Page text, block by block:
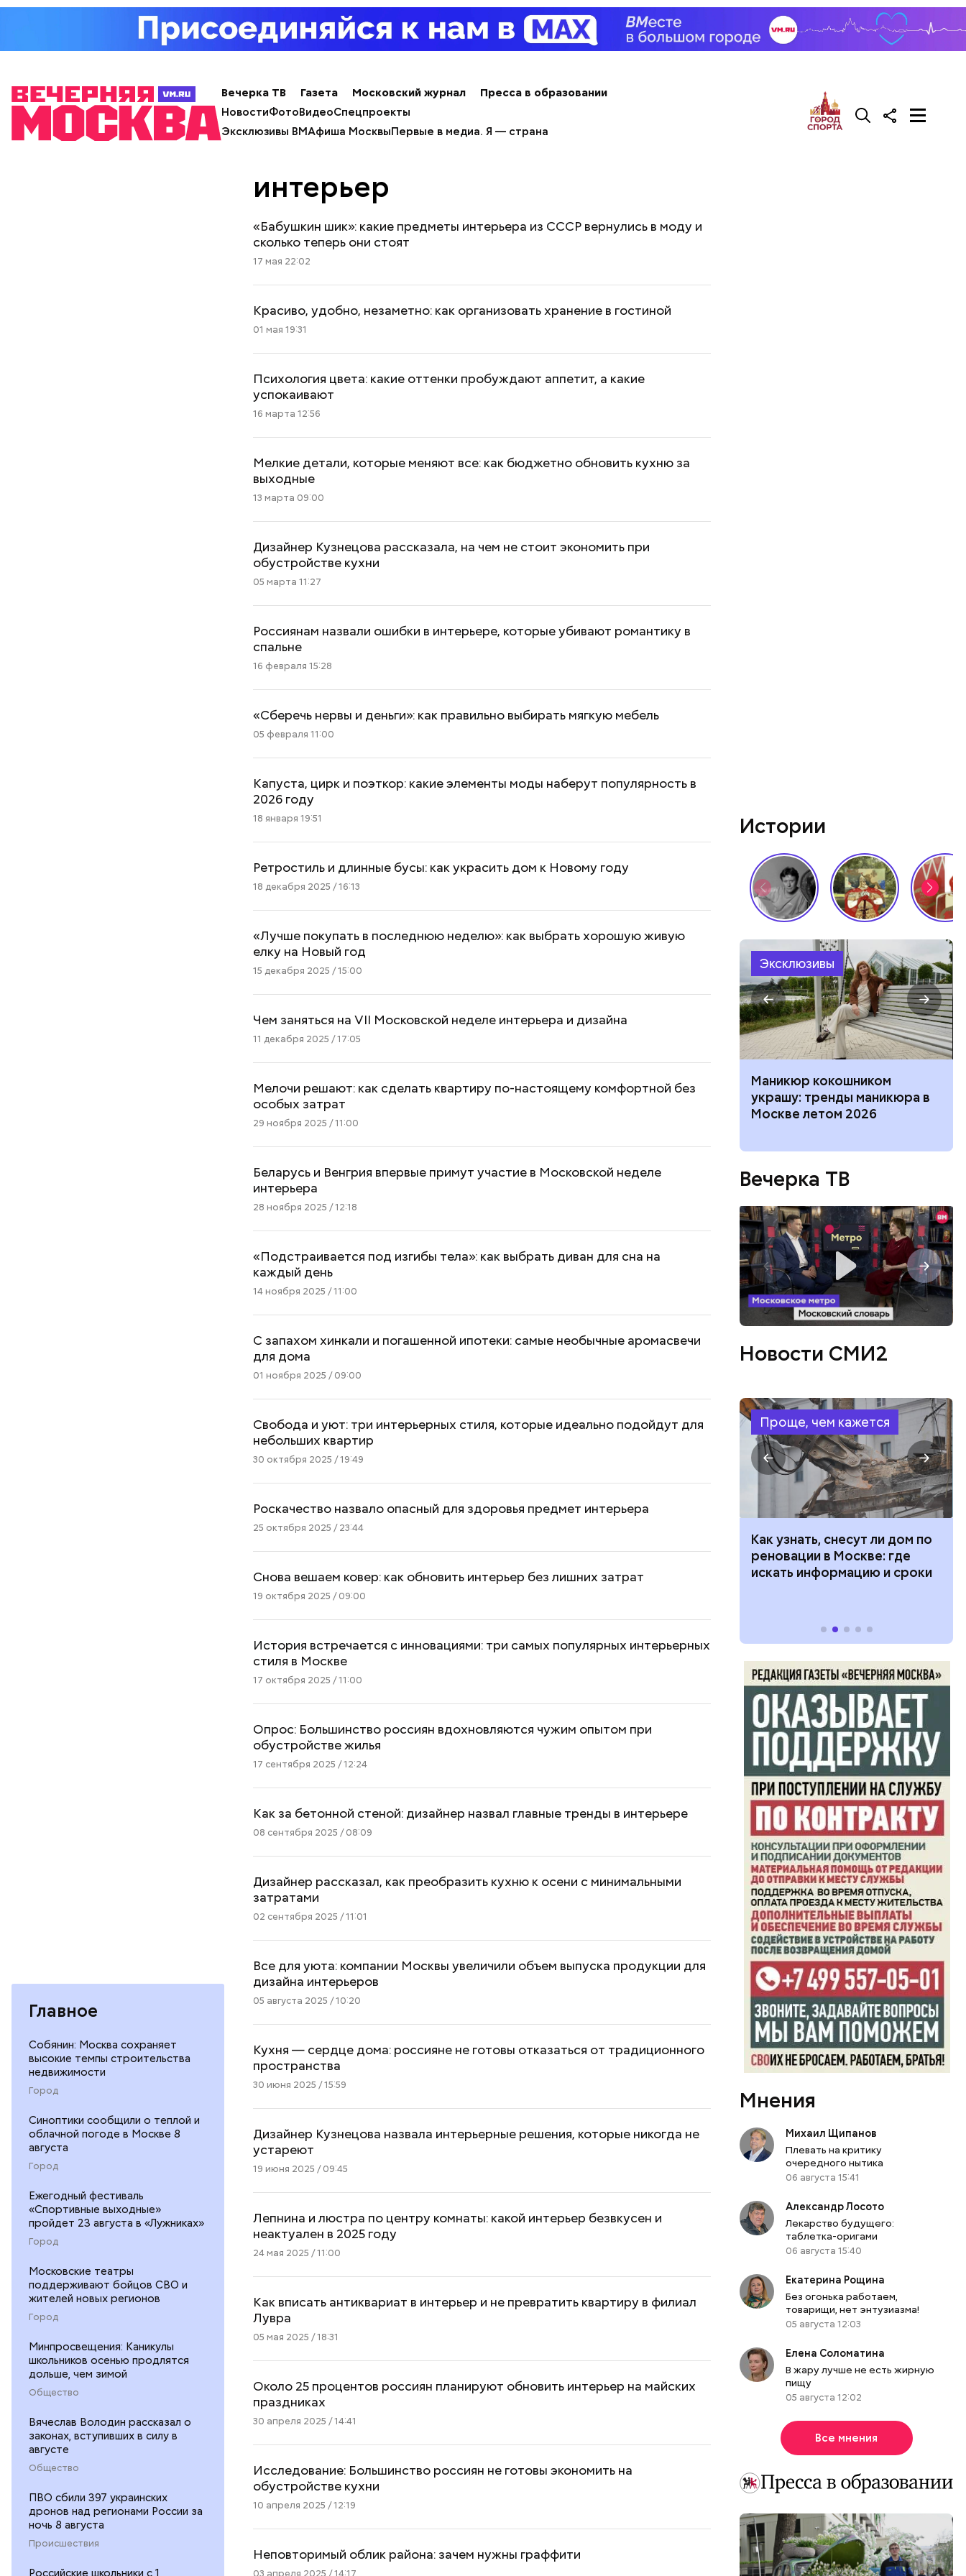
Вечерка ТВ Газета Московский журнал
Пресса в образовании
НовостиФотоВидеоСпецпроекты
Эксклюзивы ВМАфиша МосквыПервые в медиа. Я — страна
Главное
Собянин: Москва сохраняет
высокие темпы строительства
недвижимости
Город
Синоптики сообщили о теплой и
облачной погоде в Москве 8
августа
Город
Ежегодный фестиваль
«Спортивные выходные»
пройдет 23 августа в «Лужниках»
Город
Московские театры
поддерживают бойцов СВО и
жителей новых регионов
Город
Минпросвещения: Каникулы
школьников осенью продлятся
дольше, чем зимой
Общество
Вячеслав Володин рассказал о
законах, вступивших в силу в
августе
Общество
ПВО сбили 397 украинских
дронов над регионами России за
ночь 8 августа
Происшествия
интерьер
«Бабушкин шик»: какие предметы интерьера из СССР вернулись в моду и
сколько теперь они стоят
17 мая 22:02
Красиво, удобно, незаметно: как организовать хранение в гостиной
01 мая 19:31
Психология цвета: какие оттенки пробуждают аппетит, а какие
успокаивают
16 марта 12:56
Мелкие детали, которые меняют все: как бюджетно обновить кухню за
выходные
13 марта 09:00
Дизайнер Кузнецова рассказала, на чем не стоит экономить при
обустройстве кухни
05 марта 11:27
Россиянам назвали ошибки в интерьере, которые убивают романтику в
спальне
16 февраля 15:28
«Сберечь нервы и деньги»: как правильно выбирать мягкую мебель
05 февраля 11:00
Капуста, цирк и поэткор: какие элементы моды наберут популярность в
2026 году
18 января 19:51
Ретростиль и длинные бусы: как украсить дом к Новому году
18 декабря 2025 / 16:13
«Лучше покупать в последнюю неделю»: как выбрать хорошую живую
елку на Новый год
15 декабря 2025 / 15:00
Чем заняться на VII Московской неделе интерьера и дизайна
11 декабря 2025 / 17:05
Мелочи решают: как сделать квартиру по-настоящему комфортной без
особых затрат
29 ноября 2025 / 11:00
Беларусь и Венгрия впервые примут участие в Московской неделе
интерьера
28 ноября 2025 / 12:18
«Подстраивается под изгибы тела»: как выбрать диван для сна на
каждый день
14 ноября 2025 / 11:00
С запахом хинкали и погашенной ипотеки: самые необычные аромасвечи
для дома
01 ноября 2025 / 09:00
Свобода и уют: три интерьерных стиля, которые идеально подойдут для
небольших квартир
30 октября 2025 / 19:49
Роскачество назвало опасный для здоровья предмет интерьера
25 октября 2025 / 23:44
Снова вешаем ковер: как обновить интерьер без лишних затрат
19 октября 2025 / 09:00
История встречается с инновациями: три самых популярных интерьерных
стиля в Москве
17 октября 2025 / 11:00
Опрос: Большинство россиян вдохновляются чужим опытом при
обустройстве жилья
17 сентября 2025 / 12:24
Как за бетонной стеной: дизайнер назвал главные тренды в интерьере
08 сентября 2025 / 08:09
Дизайнер рассказал, как преобразить кухню к осени с минимальными
затратами
02 сентября 2025 / 11:01
Все для уюта: компании Москвы увеличили объем выпуска продукции для
дизайна интерьеров
05 августа 2025 / 10:20
Кухня — сердце дома: россияне не готовы отказаться от традиционного
пространства
30 июня 2025 / 15:59
Дизайнер Кузнецова назвала интерьерные решения, которые никогда не
устареют
19 июня 2025 / 09:45
Лепнина и люстра по центру комнаты: какой интерьер безвкусен и
неактуален в 2025 году
24 мая 2025 / 11:00
Как вписать антиквариат в интерьер и не превратить квартиру в филиал
Лувра
05 мая 2025 / 18:31
Около 25 процентов россиян планируют обновить интерьер на майских
праздниках
30 апреля 2025 / 14:41
Исследование: Большинство россиян не готовы экономить на
обустройстве кухни
10 апреля 2025 / 12:19
Неповторимый облик района: зачем нужны граффити
03 апреля 2025 / 14:17
Истории
Эксклюзивы
гадюки: как отличить ее от
ужа и когда она атакует
Приседания, планка, выпады:
топ лучших и эффективных
Маникюр кокошником
украшу: тренды маникюра в
Москве летом 2026
Вечерка ТВ
Новости СМИ2
Проще, чем кажется
не получить штраф
рублей от государства при
трудной ситуации: кто может
претендовать и какие нужны
Как узнать, снесут ли дом по
реновации в Москве: где
искать информацию и сроки
Мнения
Михаил Щипанов
Плевать на критику
очередного нытика
06 августа 15:41
Александр Лосото
Лекарство будущего:
таблетка-оригами
06 августа 15:40
Екатерина Рощина
Без огонька работаем,
товарищи, нет энтузиазма!
05 августа 12:03
Елена Соломатина
В жару лучше не есть жирную
пищу
05 августа 12:02
Все мнения